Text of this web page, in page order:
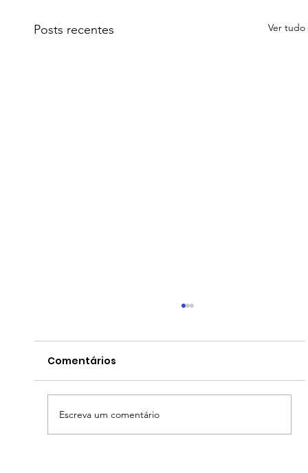
Posts recentes Ver tudo
Comentários
Escreva um comentário